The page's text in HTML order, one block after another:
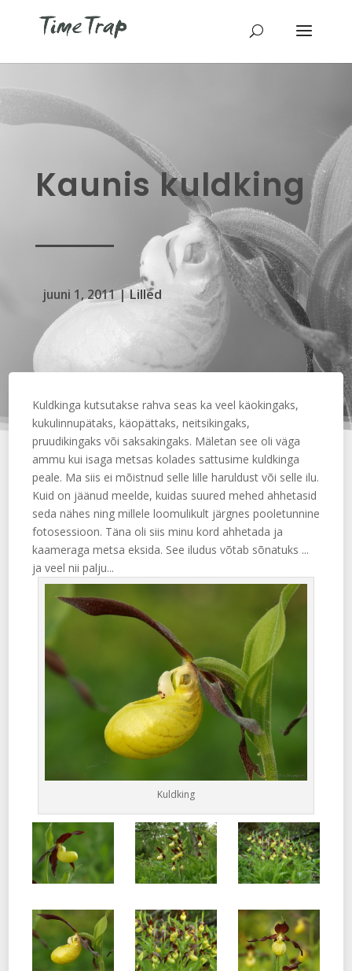
Kaunis kuldking
juuni 1, 2011|Lilled
Kuldkinga kutsutakse rahva seas ka veel käokingaks,
kukulinnupätaks, käopättaks, neitsikingaks,
pruudikingaks või saksakingaks. Mäletan see oli väga
ammu kui isaga metsas kolades sattusime kuldkinga
peale. Ma siis ei mõistnud selle lille haruldust või selle ilu.
Kuid on jäänud meelde, kuidas suured mehed ahhetasid
seda nähes ning millele loomulikult järgnes pooletunnine
fotosessioon. Täna oli siis minu kord ahhetada ja
kaameraga metsa eksida. See iludus võtab sõnatuks ...
ja veel nii palju...
Kuldking